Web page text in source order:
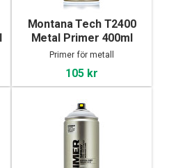
Montana Tech T2400
Metal Primer 400ml
Primer för metall
105 kr